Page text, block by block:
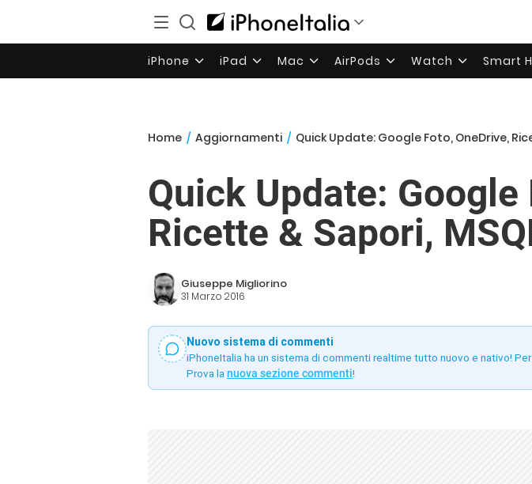
iPhone iPad Mac AirPods Watch Smart
Home / Aggiornamenti / Quick Update: Google Foto, OneDrive,
Quick Update: Google
Ricette & Sapori,
Giuseppe Migliorino
31 Marzo 2016
Nuovo sistema di commenti
iPhoneItalia ha un sistema di commenti realtime tutto nuovo e nativo!
Prova la nuova sezione commenti!